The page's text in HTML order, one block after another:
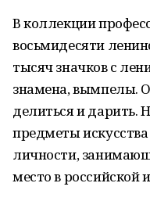
В коллекции
восьмидесяти
тысяч значков с
знамена, вымпелы.
делиться и дарить.
предметы
личности,
место в российской